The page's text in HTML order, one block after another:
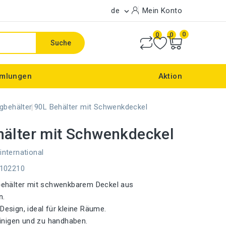
de  Mein Konto
Suche
0 0 0
Aktion
90L Behälter mit Schwenkdeckel
mit Schwenkdeckel
mit schwenkbarem Deckel aus
ideal für kleine Räume.
und zu handhaben.